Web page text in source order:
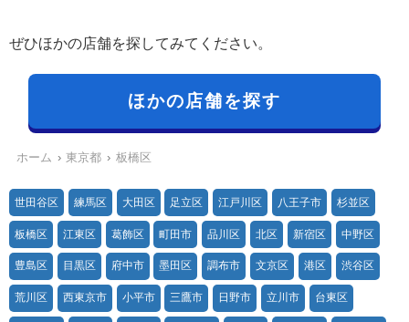
ぜひほかの店舗を探してみてください。
ほかの店舗を探す
ホーム 東京都 板橋区
世田谷区 練馬区 大田区 足立区 江戸川区 八王子市 杉並区
板橋区 江東区 葛飾区 町田市 品川区 北区 新宿区 中野区
豊島区 目黒区 府中市 墨田区 調布市 文京区 港区 渋谷区
荒川区 西東京市 小平市 三鷹市 日野市 立川市 台東区